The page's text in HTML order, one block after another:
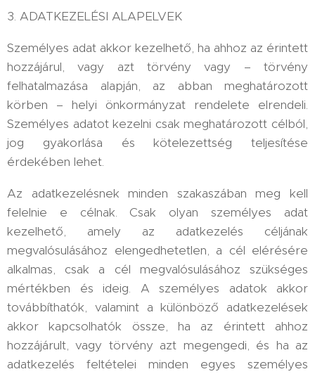
3. ADATKEZELÉSI ALAPELVEK
Személyes adat akkor kezelhető, ha ahhoz az érintett
hozzájárul, vagy azt törvény vagy – törvény
felhatalmazása alapján, az abban meghatározott
körben – helyi önkormányzat rendelete elrendeli.
Személyes adatot kezelni csak meghatározott célból,
jog gyakorlása és kötelezettség teljesítése
érdekében lehet.
Az adatkezelésnek minden szakaszában meg kell
felelnie e célnak. Csak olyan személyes adat
kezelhető, amely az adatkezelés céljának
megvalósulásához elengedhetetlen, a cél elérésére
alkalmas, csak a cél megvalósulásához szükséges
mértékben és ideig. A személyes adatok akkor
továbbíthatók, valamint a különböző adatkezelések
akkor kapcsolhatók össze, ha az érintett ahhoz
hozzájárult, vagy törvény azt megengedi, és ha az
adatkezelés feltételei minden egyes személyes